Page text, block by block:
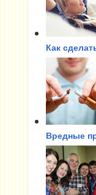
Как
Вредные